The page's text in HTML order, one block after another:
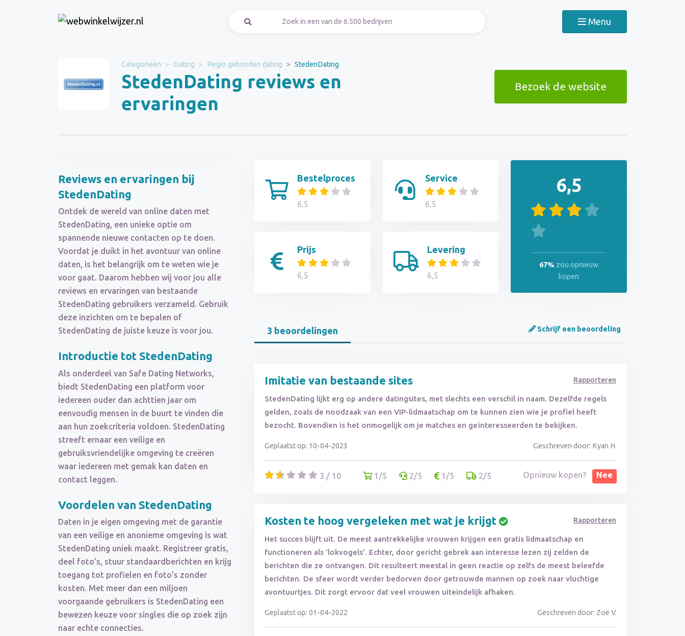
Menu
Categorieën Dating Regio gebonden dating StedenDating
StedenDating reviews en
ervaringen
Bezoek de website
stedendating.nl
Categorie
Dating
Reviews en ervaringen bij
StedenDating
Ontdek de wereld van online daten met
StedenDating, een unieke optie om
spannende nieuwe contacten op te doen.
Voordat je duikt in het avontuur van online
daten, is het belangrijk om te weten wie je
voor gaat. Daarom hebben wij voor jou alle
reviews en ervaringen van bestaande
StedenDating gebruikers verzameld. Gebruik
deze inzichten om te bepalen of
StedenDating de juiste keuze is voor jou.
Introductie tot StedenDating
Als onderdeel van Safe Dating Networks,
biedt StedenDating een platform voor
iedereen ouder dan achttien jaar om
eenvoudig mensen in de buurt te vinden die
aan hun zoekcriteria voldoen. StedenDating
streeft ernaar een veilige en
gebruiksvriendelijke omgeving te creëren
waar iedereen met gemak kan daten en
contact leggen.
Voordelen van StedenDating
Daten in je eigen omgeving met de garantie
van een veilige en anonieme omgeving is wat
StedenDating uniek maakt. Registreer gratis,
deel foto’s, stuur standaardberichten en krijg
toegang tot profielen en foto’s zonder
kosten. Met meer dan een miljoen
voorgaande gebruikers is StedenDating een
bewezen keuze voor singles die op zoek zijn
naar echte connecties.
Bestelproces
6,5
Prijs
6,5
Service
6,5
Levering
6,5
6,5
67% zou opnieuw
kopen
3 beoordelingen Schrijf een beoordeling
Imitatie van bestaande sites Rapporteren
StedenDating lijkt erg op andere datingsites, met slechts een verschil in naam. Dezelfde regels
gelden, zoals de noodzaak van een VIP-lidmaatschap om te kunnen zien wie je profiel heeft
bezocht. Bovendien is het onmogelijk om je matches en geïnteresseerden te bekijken.
Geplaatst op: 10-04-2023 Geschreven door: Kyan H.
3 / 10 1/5 2/5 1/5 2/5 Opnieuw kopen? Nee
Kosten te hoog vergeleken met wat je krijgt Rapporteren
Het succes blijft uit. De meest aantrekkelijke vrouwen krijgen een gratis lidmaatschap en
functioneren als 'lokvogels'. Echter, door gericht gebrek aan interesse lezen zij zelden de
berichten die ze ontvangen. Dit resulteert meestal in geen reactie op zelfs de meest beleefde
berichten. De sfeer wordt verder bedorven door getrouwde mannen op zoek naar vluchtige
avontuurtjes. Dit zorgt ervoor dat veel vrouwen uiteindelijk afhaken.
Geplaatst op: 01-04-2022 Geschreven door: Zoë V.